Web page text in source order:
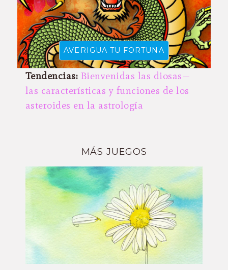
Tendencias: Bienvenidas las diosas—
las características y funciones de los
asteroides en la astrología
MÁS JUEGOS